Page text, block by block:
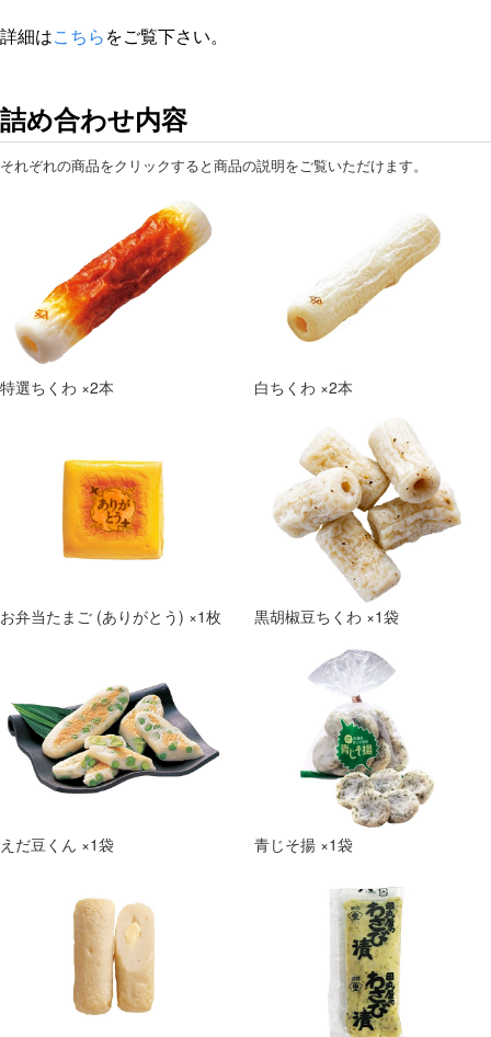
詳細はこちらをご覧下さい。
詰め合わせ内容
それぞれの商品をクリックすると商品の説明をご覧いただけます。
特選ちくわ ×2本 白ちくわ ×2本
お弁当たまご (ありがとう) ×1枚 黒胡椒豆ちくわ ×1袋
えだ豆くん ×1袋 青じそ揚 ×1袋